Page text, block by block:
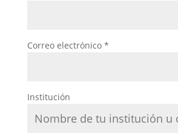
Correo electrónico *
Institución